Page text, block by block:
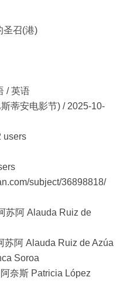
召(港)
英语
蒂安电影节) / 2025-10-
users
subject/36898818/
阿 Alauda Ruiz de
阿 Alauda Ruiz de Azúa
Soroa
Patricia López